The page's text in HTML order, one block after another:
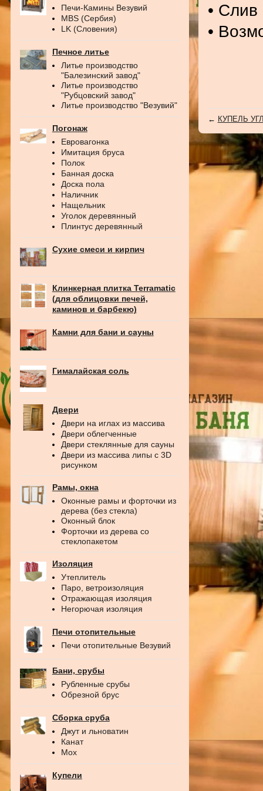
Печи-Камины Везувий
MBS (Сербия)
LK (Словения)
Печное литье
Литье производство
"Балезинский завод"
Литье производство
"Рубцовский завод"
Литье производство "Везувий"
Погонаж
Евровагонка
Имитация бруса
Полок
Банная доска
Доска пола
Наличник
Нащельник
Уголок деревянный
Плинтус деревянный
Сухие смеси и кирпич
Клинкерная плитка Terramatic
(для облицовки печей,
каминов и барбекю)
Камни для бани и сауны
Гималайская соль
Двери
Двери на иглах из массива
Двери облегченные
Двери стеклянные для сауны
Двери из массива липы с 3D
рисунком
Рамы, окна
Оконные рамы и форточки из
дерева (без стекла)
Оконный блок
Форточки из дерева со
стеклопакетом
Изоляция
Утеплитель
Паро, ветроизоляция
Отражающая изоляция
Негорючая изоляция
Печи отопительные
Печи отопительные Везувий
Бани, срубы
Рубленные срубы
Обрезной брус
Сборка сруба
Джут и льноватин
Канат
Мох
Купели
• Слив
•
← КУПЕЛЬ